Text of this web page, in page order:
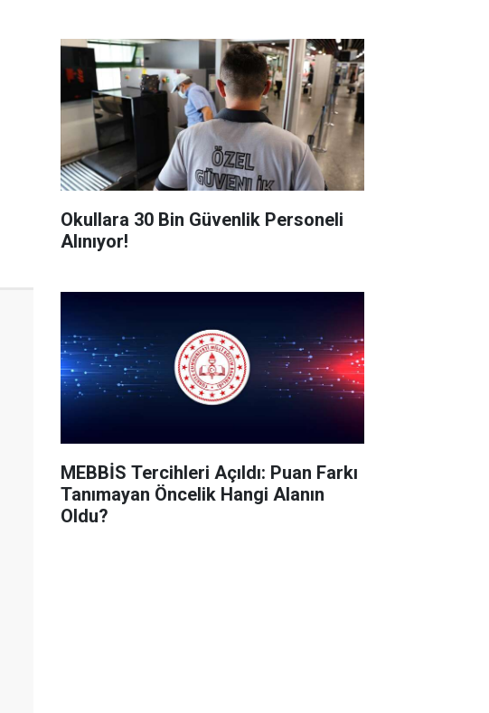
Okullara 30 Bin Güvenlik Personeli
Alınıyor!
MEBBİS Tercihleri Açıldı: Puan Farkı
Tanımayan Öncelik Hangi Alanın
Oldu?